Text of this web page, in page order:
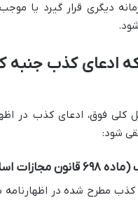
دیگری قرار گیرد یا
ادعای کذب جنبه
کلی فوق، ادعای کذب در
شود:
مجازات اسلامی)
کذب مطرح شده در اظهارنامه